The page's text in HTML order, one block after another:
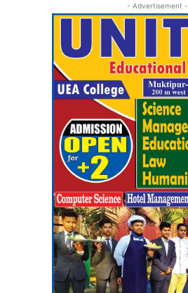
- Advertisement -